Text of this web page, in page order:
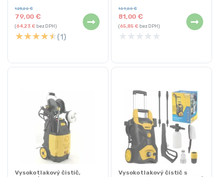
79,00€
125,00€
(64,23€bez DPH)
★★★★★(1)
81,00€
109,00€
(65,85€bez DPH)
★ ★ ★ ★ ★
Vysokotlakový čistič,
Vysokotlakový čistič s